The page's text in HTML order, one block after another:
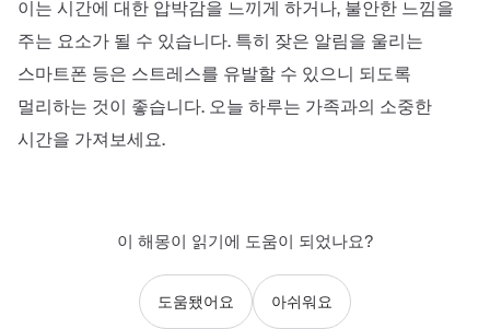
이는 시간에 대한 압박감을 느끼게 하거나, 불안한 느낌을
주는 요소가 될 수 있습니다. 특히 잦은 알림을 울리는
스마트폰 등은 스트레스를 유발할 수 있으니 되도록
멀리하는 것이 좋습니다. 오늘 하루는 가족과의 소중한
시간을 가져보세요.
이 해몽이 읽기에 도움이 되었나요?
도움됐어요 아쉬워요